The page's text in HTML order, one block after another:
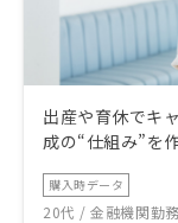
出産や育休でキ
成の“仕組み”を
購入時データ
20代 / 金融機関勤務